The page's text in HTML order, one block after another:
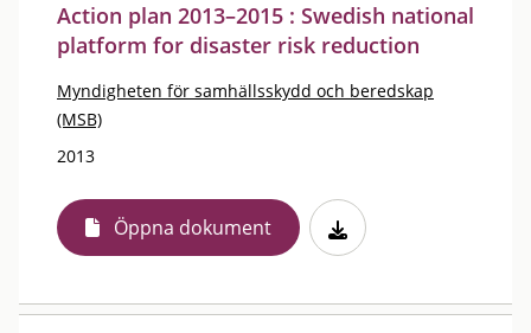
Action plan 2013–2015 : Swedish national
platform for disaster risk reduction
Myndigheten för samhällsskydd och beredskap
(MSB)
2013
Öppna dokument